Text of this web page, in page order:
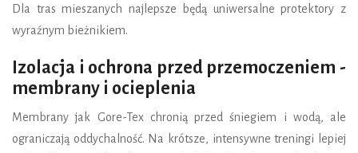
Dla tras mieszanych najlepsze będą uniwersalne protektory z
wyraźnym bieżnikiem.
Izolacja i ochrona przed przemoczeniem -
membrany i ocieplenia
Membrany jak Gore-Tex chronią przed śniegiem i wodą, ale
ograniczają oddychalność. Na krótsze, intensywne treningi lepiej